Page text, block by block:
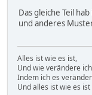
Das gleiche Teil
und anderes
Alles ist wie es ist,
Und wie verändere
Indem ich es
Und alles ist wie es ist